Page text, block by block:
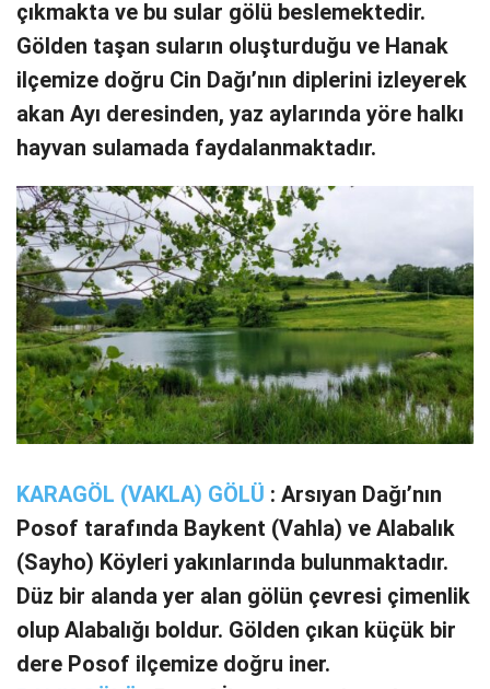
çıkmakta ve bu sular gölü beslemektedir.
Gölden taşan suların oluşturduğu ve Hanak
ilçemize doğru Cin Dağı’nın diplerini izleyerek
akan Ayı deresinden, yaz aylarında yöre halkı
hayvan sulamada faydalanmaktadır.
KARAGÖL (VAKLA) GÖLÜ : Arsıyan Dağı’nın
Posof tarafında Baykent (Vahla) ve Alabalık
(Sayho) Köyleri yakınlarında bulunmaktadır.
Düz bir alanda yer alan gölün çevresi çimenlik
olup Alabalığı boldur. Gölden çıkan küçük bir
dere Posof ilçemize doğru iner.